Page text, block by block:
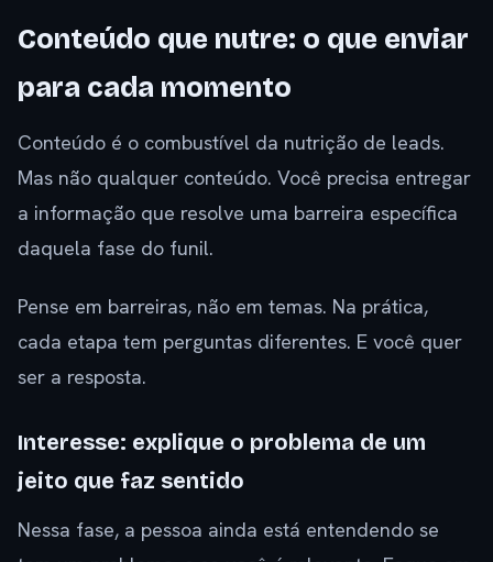
Conteúdo que nutre: o que enviar
para cada momento
Conteúdo é o combustível da nutrição de leads.
Mas não qualquer conteúdo. Você precisa entregar
a informação que resolve uma barreira específica
daquela fase do funil.
Pense em barreiras, não em temas. Na prática,
cada etapa tem perguntas diferentes. E você quer
ser a resposta.
Interesse: explique o problema de um
jeito que faz sentido
Nessa fase, a pessoa ainda está entendendo se